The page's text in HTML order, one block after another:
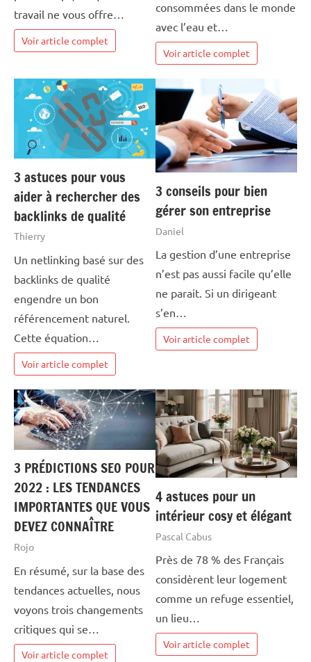
travail ne vous offre…
Voir article complet
consommées dans le monde
avec l’eau et…
Voir article complet
3 astuces pour vous
aider à rechercher des
backlinks de qualité
Thierry
Un netlinking basé sur des
backlinks de qualité
engendre un bon
référencement naturel.
Cette équation…
Voir article complet
3 conseils pour bien
gérer son entreprise
Daniel
La gestion d’une entreprise
n’est pas aussi facile qu’elle
ne parait. Si un dirigeant
s’en…
Voir article complet
3 PRÉDICTIONS SEO POUR
2022 : LES TENDANCES
IMPORTANTES QUE VOUS
DEVEZ CONNAÎTRE
Rojo
En résumé, sur la base des
tendances actuelles, nous
voyons trois changements
critiques qui se…
Voir article complet
4 astuces pour un
intérieur cosy et élégant
Pascal Cabus
Près de 78 % des Français
considèrent leur logement
comme un refuge essentiel,
un lieu…
Voir article complet